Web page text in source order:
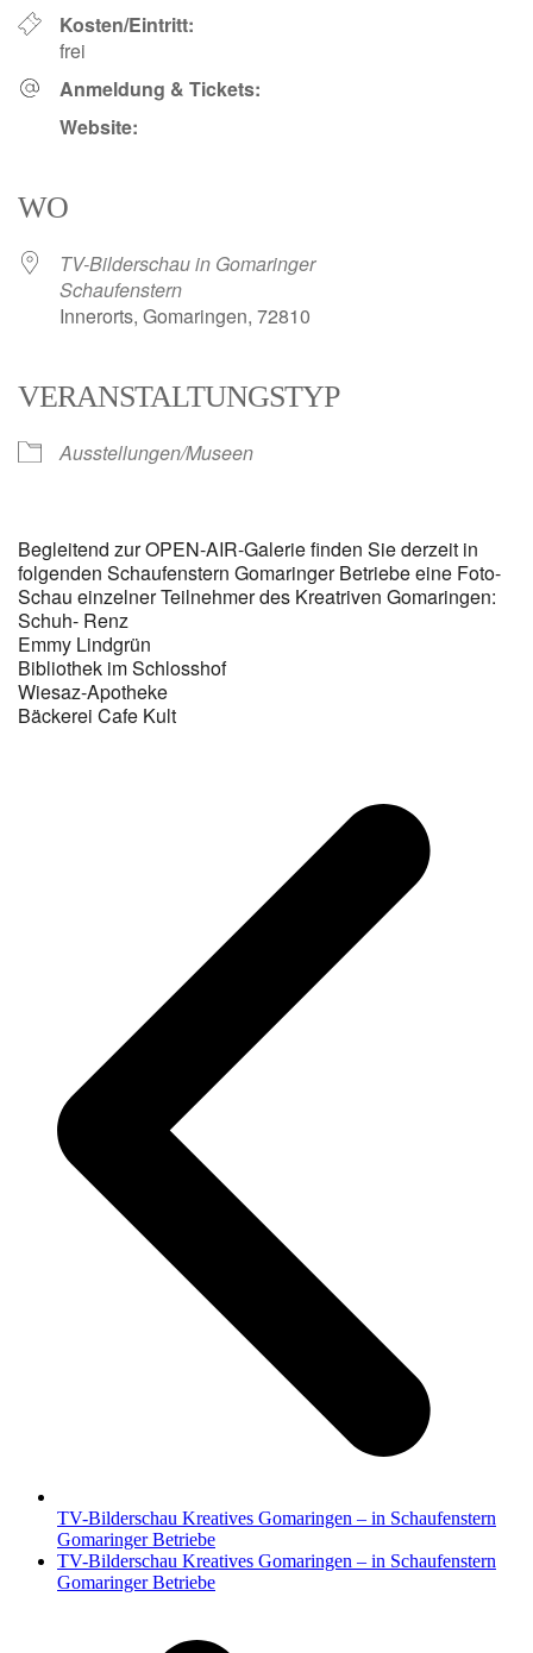
Kosten/Eintritt:
frei
Anmeldung & Tickets:
Website:
WO
TV-Bilderschau in Gomaringer
Schaufenstern
Innerorts, Gomaringen, 72810
VERANSTALTUNGSTYP
Ausstellungen/Museen
Begleitend zur OPEN-AIR-Galerie finden Sie derzeit in
folgenden Schaufenstern Gomaringer Betriebe eine Foto-
Schau einzelner Teilnehmer des Kreatriven Gomaringen:
Schuh- Renz
Emmy Lindgrün
Bibliothek im Schlosshof
Wiesaz-Apotheke
Bäckerei Cafe Kult
TV-Bilderschau Kreatives Gomaringen – in Schaufenstern
Gomaringer Betriebe
Nächster
Beitrag:
TV-Bilderschau Kreatives Gomaringen – in Schaufenstern
Gomaringer Betriebe